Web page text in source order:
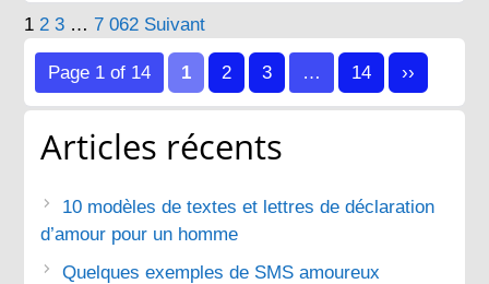
Pagination
des
publications
1 2 3 … 7 062 Suivant
Page 1 of 14 1 2 3 … 14 ››
Articles récents
10 modèles de textes et lettres de déclaration
d’amour pour un homme
Quelques exemples de SMS amoureux